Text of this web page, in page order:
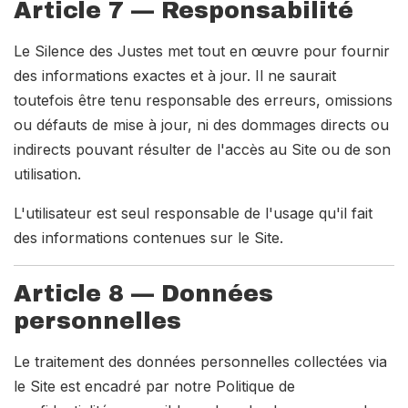
Article 7 — Responsabilité
Le Silence des Justes met tout en œuvre pour fournir
des informations exactes et à jour. Il ne saurait
toutefois être tenu responsable des erreurs, omissions
ou défauts de mise à jour, ni des dommages directs ou
indirects pouvant résulter de l'accès au Site ou de son
utilisation.
L'utilisateur est seul responsable de l'usage qu'il fait
des informations contenues sur le Site.
Article 8 — Données
personnelles
Le traitement des données personnelles collectées via
le Site est encadré par notre Politique de